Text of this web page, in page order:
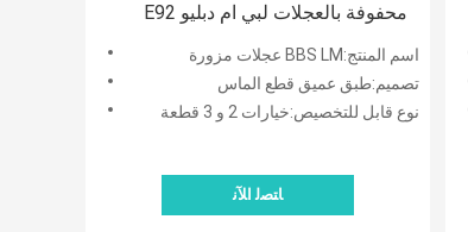
محفوفة بالعجلات لبي ام دبليو E92
F87 F80 F82 M2 M3 M4
اسم المنتج:BBS LM عجلات مزورة
تصميم:طبق عميق قطع الماس
نوع قابل للتخصيص:خيارات 2 و 3 قطعة
ﺎﺘﺼﻟ ﺍﻶﻧ